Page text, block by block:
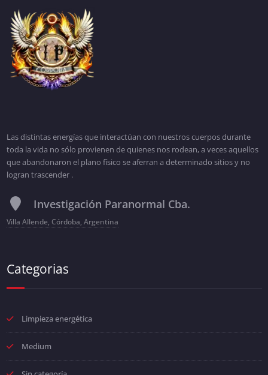
Las distintas energías que interactúan con nuestros cuerpos durante
toda la vida no sólo provienen de quienes nos rodean, a veces aquellos
que abandonaron el plano físico se aferran a determinado sitios y no
logran trascender .
Investigación Paranormal Cba.
Villa Allende, Córdoba, Argentina
Categorias
Limpieza energética
Medium